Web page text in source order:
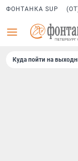
ФОНТАНКА SUP
Куда пойти на